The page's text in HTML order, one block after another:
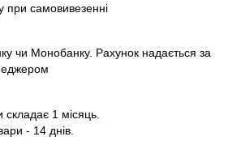
самовивезенні
чи Монобанку. Рахунок надається за
складає 1 місяць.
- 14 днів.